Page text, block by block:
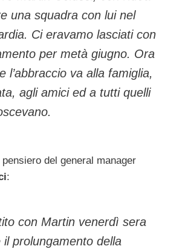
una squadra con lui nel
Ci eravamo lasciati con
per metà giugno. Ora
l’abbraccio va alla famiglia,
agli amici ed a tutti quelli
.
del general manager
:
con Martin venerdì sera
prolungamento della